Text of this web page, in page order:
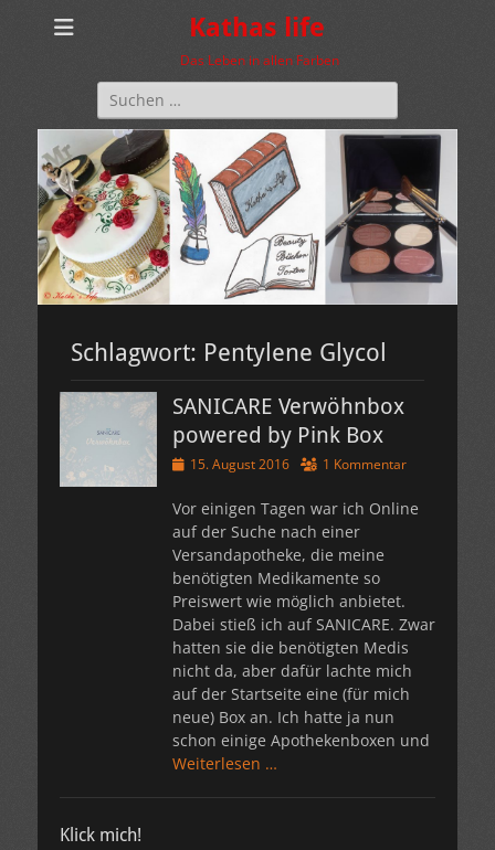
Kathas life
Das Leben in allen Farben
Suchen
nach:
Schlagwort: Pentylene Glycol
SANICARE Verwöhnbox
powered by Pink Box
Veröffentlicht
15. August 2016 1 Kommentar
Vor einigen Tagen war ich Online
auf der Suche nach einer
Versandapotheke, die meine
benötigten Medikamente so
Preiswert wie möglich anbietet.
Dabei stieß ich auf SANICARE. Zwar
hatten sie die benötigten Medis
nicht da, aber dafür lachte mich
auf der Startseite eine (für mich
neue) Box an. Ich hatte ja nun
schon einige Apothekenboxen und
Weiterlesen …
Klick mich!